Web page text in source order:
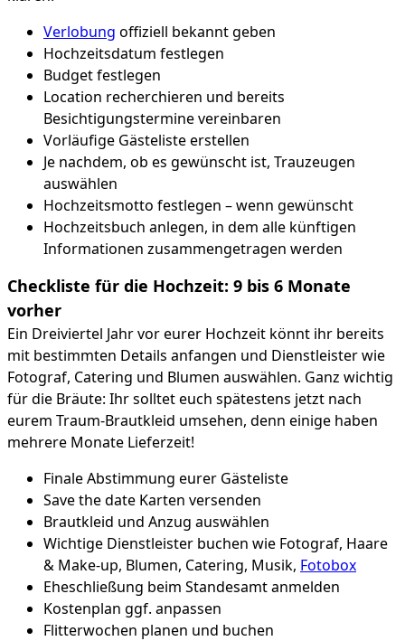
Verlobung offiziell bekannt geben
Hochzeitsdatum festlegen
Budget festlegen
Location recherchieren und bereits
Besichtigungstermine vereinbaren
Vorläufige Gästeliste erstellen
Je nachdem, ob es gewünscht ist, Trauzeugen
auswählen
Hochzeitsmotto festlegen – wenn gewünscht
Hochzeitsbuch anlegen, in dem alle künftigen
Informationen zusammengetragen werden
Checkliste für die Hochzeit: 9 bis 6 Monate
vorher
Ein Dreiviertel Jahr vor eurer Hochzeit könnt ihr bereits
mit bestimmten Details anfangen und Dienstleister wie
Fotograf, Catering und Blumen auswählen. Ganz wichtig
für die Bräute: Ihr solltet euch spätestens jetzt nach
eurem Traum-Brautkleid umsehen, denn einige haben
mehrere Monate Lieferzeit!
Finale Abstimmung eurer Gästeliste
Save the date Karten versenden
Brautkleid und Anzug auswählen
Wichtige Dienstleister buchen wie Fotograf, Haare
& Make-up, Blumen, Catering, Musik, Fotobox
Eheschließung beim Standesamt anmelden
Kostenplan ggf. anpassen
Flitterwochen planen und buchen